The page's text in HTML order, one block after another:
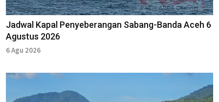
Jadwal Kapal Penyeberangan Sabang-Banda Aceh 6
Agustus 2026
6 Agu 2026